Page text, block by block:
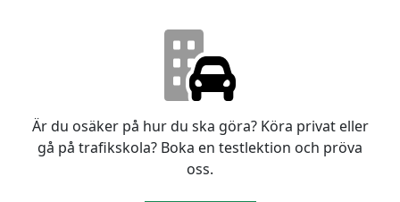
Är du osäker på hur du ska göra? Köra privat eller
gå på trafikskola? Boka en testlektion och pröva
oss.